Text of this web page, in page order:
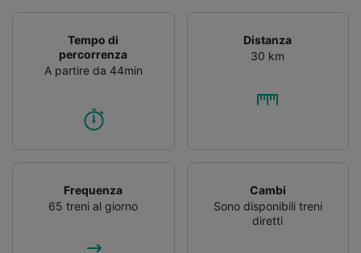
Tempo di
percorrenza
A partire da 44min
Distanza
30 km
Frequenza
65 treni al giorno
Cambi
Sono disponibili treni
diretti